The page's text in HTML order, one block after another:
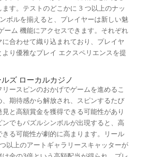
ます。テストのどこかに 3 つ以上のナッ
ボルを揃えると、プレイヤーは新しい魅
ーム 機能にアクセスできます。それぞれ
合わせて織り込まれており、プレイヤ
より優雅なプレイ エクスペリエンスを提
ズ ローカルカジノ
ースピンのおかげでゲームを進めるこ
、期待感から解放され、スピンするたび
と高額賞金を獲得できる可能性があり
ンでもパズルシンボルが出現すると、高
る可能性が劇的に高まります。リール
以上のアートギャラリースキャッターが